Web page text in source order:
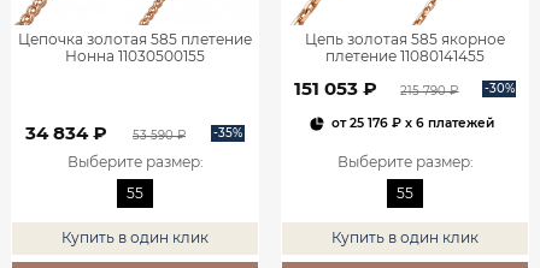
Цепочка золотая 585 плетение
Нонна 11030500155
34 834 ₽ 53 590 ₽ -35%
Выберите размер:
55
Купить в один клик
Цепь золотая 585 якорное
плетение 11080141455
151 053 ₽ 215 790 ₽ -30%
от25 176 ₽x 6 платежей
Выберите размер:
55
Купить в один клик